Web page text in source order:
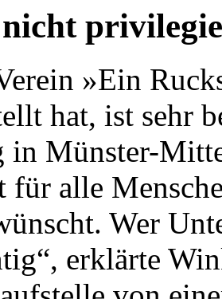
»Ein
hat, ist sehr
in Münster-
für alle
Wer
erklärte